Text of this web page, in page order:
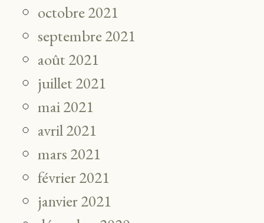
octobre 2021
septembre 2021
août 2021
juillet 2021
mai 2021
avril 2021
mars 2021
février 2021
janvier 2021